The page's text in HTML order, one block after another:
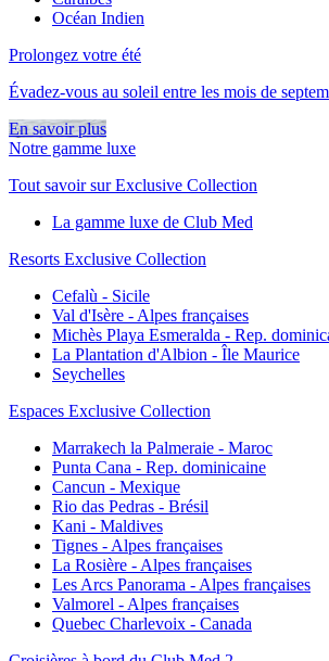
Océan Indien
Prolongez votre été
Évadez-vous au soleil entre les mois de
En savoir plus
Notre gamme luxe
Tout savoir sur Exclusive Collection
La gamme luxe de Club Med
Resorts Exclusive Collection
Cefalù - Sicile
Val d'Isère - Alpes françaises
Michès Playa Esmeralda - Rep.
La Plantation d'Albion - Île Maurice
Seychelles
Espaces Exclusive Collection
Marrakech la Palmeraie - Maroc
Punta Cana - Rep. dominicaine
Cancun - Mexique
Rio das Pedras - Brésil
Kani - Maldives
Tignes - Alpes françaises
La Rosière - Alpes françaises
Les Arcs Panorama - Alpes françaises
Valmorel - Alpes françaises
Quebec Charlevoix - Canada